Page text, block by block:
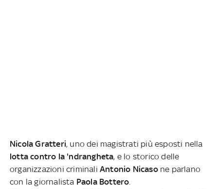
Nicola Gratteri, uno dei magistrati più esposti nella
lotta contro la 'ndrangheta, e lo storico delle
organizzazioni criminali Antonio Nicasone parlano
con la giornalista Paola Bottero.